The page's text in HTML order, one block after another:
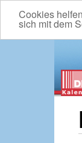
Cookies
sich mit dem